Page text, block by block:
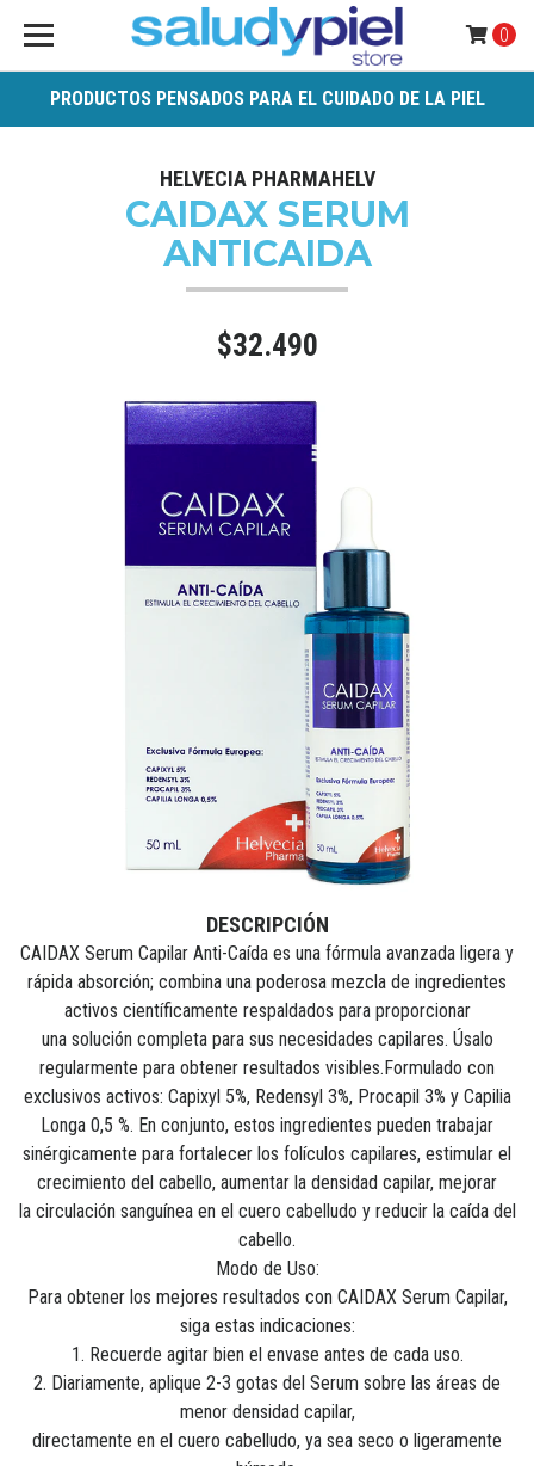
PRODUCTOS PENSADOS PARA EL CUIDADO DE LA PIEL
0
HELVECIA PHARMAHELV
CAIDAX SERUM
ANTICAIDA
$32.490
DESCRIPCIÓN
CAIDAX Serum Capilar Anti-Caída es una fórmula avanzada ligera y
rápida absorción; combina una poderosa mezcla de ingredientes
activos científicamente respaldados para proporcionar
una solución completa para sus necesidades capilares. Úsalo
regularmente para obtener resultados visibles.Formulado con
exclusivos activos: Capixyl 5%, Redensyl 3%, Procapil 3% y Capilia
Longa 0,5 %. En conjunto, estos ingredientes pueden trabajar
sinérgicamente para fortalecer los folículos capilares, estimular el
crecimiento del cabello, aumentar la densidad capilar, mejorar
la circulación sanguínea en el cuero cabelludo y reducir la caída del
cabello.
Modo de Uso:
Para obtener los mejores resultados con CAIDAX Serum Capilar,
siga estas indicaciones:
1. Recuerde agitar bien el envase antes de cada uso.
2. Diariamente, aplique 2-3 gotas del Serum sobre las áreas de
menor densidad capilar,
directamente en el cuero cabelludo, ya sea seco o ligeramente